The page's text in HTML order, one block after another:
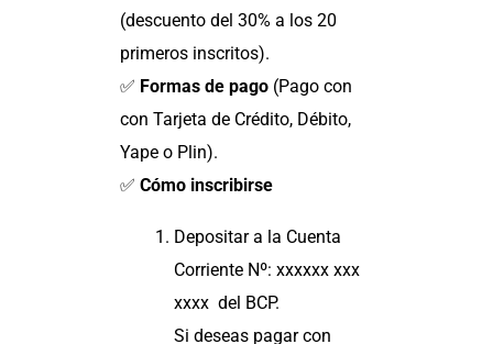
(descuento del 30% a los 20
primeros inscritos).
✅ Formas de pago (Pago con
con Tarjeta de Crédito, Débito,
Yape o Plin).
✅Cómo inscribirse
Depositar a la Cuenta
Corriente Nº: xxxxxx xxx
xxxx del BCP.
Si deseas pagar con